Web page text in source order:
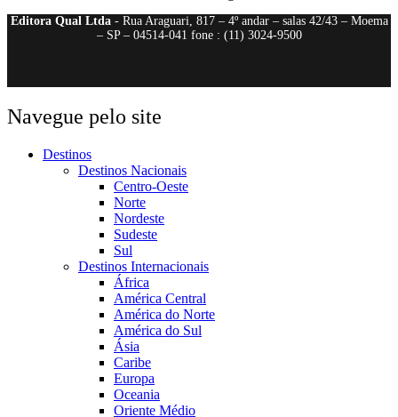
Editora Qual Ltda- Rua Araguari, 817 – 4º andar – salas 42/43 – Moema
– SP – 04514-041 fone : (11) 3024-9500
Navegue pelo site
Destinos
Destinos Nacionais
Centro-Oeste
Norte
Nordeste
Sudeste
Sul
Destinos Internacionais
África
América Central
América do Norte
América do Sul
Ásia
Caribe
Europa
Oceania
Oriente Médio